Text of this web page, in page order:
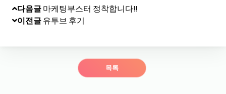
다음글 마케팅부스터 정착합니다!!
이전글 유투브 후기
목록